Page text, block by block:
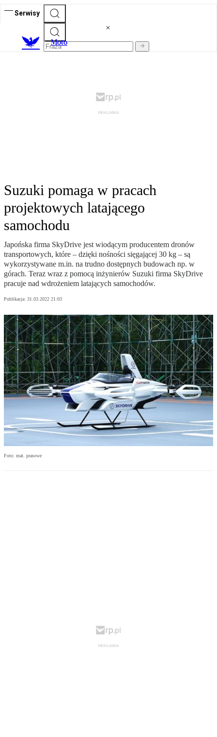
Serwisy
Moto
Suzuki pomaga w pracach
projektowych latającego
samochodu
Japońska firma SkyDrive jest wiodącym producentem dronów
transportowych, które – dzięki nośności sięgającej 30 kg – są
wykorzystywane m.in. na trudno dostępnych budowach np. w
górach. Teraz wraz z pomocą inżynierów Suzuki firma SkyDrive
pracuje nad wdrożeniem latających samochodów.
Publikacja: 31.03.2022 21:03
Foto: mat. prasowe